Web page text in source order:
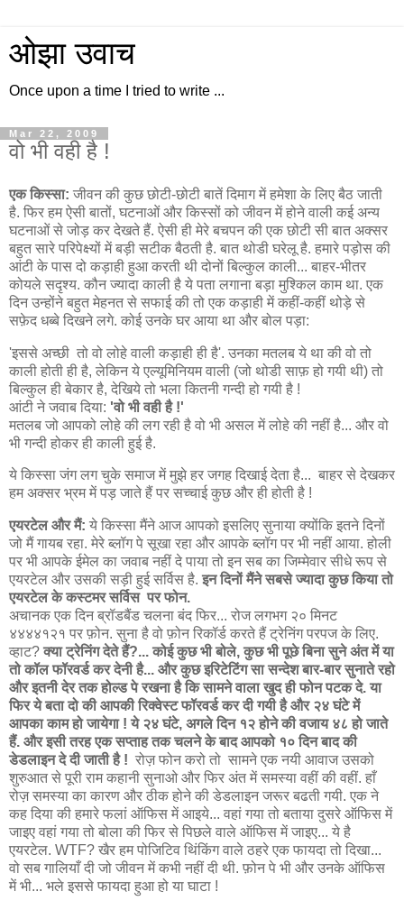
ओझा उवाच
Once upon a time I tried to write ...
Mar 22, 2009
वो भी वही है !
एक किस्सा: जीवन की कुछ छोटी-छोटी बातें दिमाग में हमेशा के लिए बैठ जाती
है. फिर हम ऐसी बातों, घटनाओं और किस्सों को जीवन में होने वाली कई अन्य
घटनाओं से जोड़ कर देखते हैं. ऐसी ही मेरे बचपन की एक छोटी सी बात अक्सर
बहुत सारे परिपेक्ष्यों में बड़ी सटीक बैठती है. बात थोडी घरेलू है. हमारे पड़ोस की
आंटी के पास दो कड़ाही हुआ करती थी दोनों बिल्कुल काली... बाहर-भीतर
कोयले सदृश्य. कौन ज्यादा काली है ये पता लगाना बड़ा मुश्किल काम था. एक
दिन उन्होंने बहुत मेहनत से सफाई की तो एक कड़ाही में कहीं-कहीं थोड़े से
सफ़ेद धब्बे दिखने लगे. कोई उनके घर आया था और बोल पड़ा:
'इससे अच्छी तो वो लोहे वाली कड़ाही ही है'. उनका मतलब ये था की वो तो
काली होती ही है, लेकिन ये एल्यूमिनियम वाली (जो थोडी साफ़ हो गयी थी) तो
बिल्कुल ही बेकार है, देखिये तो भला कितनी गन्दी हो गयी है !
आंटी ने जवाब दिया: 'वो भी वही है !'
मतलब जो आपको लोहे की लग रही है वो भी असल में लोहे की नहीं है... और वो
भी गन्दी होकर ही काली हुई है.
ये किस्सा जंग लग चुके समाज में मुझे हर जगह दिखाई देता है... बाहर से देखकर
हम अक्सर भ्रम में पड़ जाते हैं पर सच्चाई कुछ और ही होती है !
एयरटेल और मैं: ये किस्सा मैंने आज आपको इसलिए सुनाया क्योंकि इतने दिनों
जो मैं गायब रहा. मेरे ब्लॉग पे सूखा रहा और आपके ब्लॉग पर भी नहीं आया. होली
पर भी आपके ईमेल का जवाब नहीं दे पाया तो इन सब का जिम्मेवार सीधे रूप से
एयरटेल और उसकी सड़ी हुई सर्विस है.इन दिनों मैंने सबसे ज्यादा कुछ किया तो
एयरटेल के कस्टमर सर्विस पर फोन.
अचानक एक दिन ब्रॉडबैंड चलना बंद फिर... रोज लगभग २० मिनट
४४४४१२१ पर फ़ोन. सुना है वो फ़ोन रिकॉर्ड करते हैं ट्रेनिंग परपज के लिए.
व्हाट?क्या ट्रेनिंग देते हैं?... कोई कुछ भी बोले, कुछ भी पूछे बिना सुने अंत में या
तो कॉल फॉरवर्ड कर देनी है... और कुछ इरिटेटिंग सा सन्देश बार-बार सुनाते रहो
और इतनी देर तक होल्ड पे रखना है कि सामने वाला खुद ही फोन पटक दे. या
फिर ये बता दो की आपकी रिक्वेस्ट फॉरवर्ड कर दी गयी है और २४ घंटे में
आपका काम हो जायेगा ! ये २४ घंटे, अगले दिन १२ होने की वजाय ४८ हो जाते
हैं. और इसी तरह एक सप्ताह तक चलने के बाद आपको १० दिन बाद की
डेडलाइन दे दी जाती है ! रोज़ फोन करो तो सामने एक नयी आवाज उसको
शुरुआत से पूरी राम कहानी सुनाओ और फिर अंत में समस्या वहीं की वहीं. हाँ
रोज़ समस्या का कारण और ठीक होने की डेडलाइन जरूर बढती गयी. एक ने
कह दिया की हमारे फलां ऑफिस में आइये... वहां गया तो बताया दुसरे ऑफिस में
जाइए वहां गया तो बोला की फिर से पिछले वाले ऑफिस में जाइए... ये है
एयरटेल. WTF? खैर हम पोजिटिव थिंकिंग वाले ठहरे एक फायदा तो दिखा...
वो सब गालियाँ दी जो जीवन में कभी नहीं दी थी. फ़ोन पे भी और उनके ऑफिस
में भी... भले इससे फायदा हुआ हो या घाटा !